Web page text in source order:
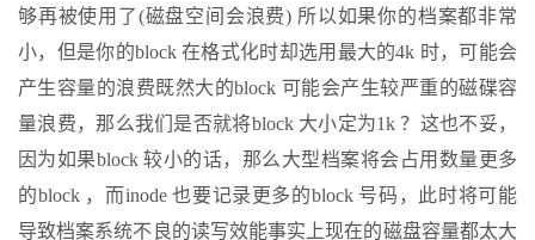
够再被使用了(磁盘空间会浪费) 所以如果你的档案都非常
小，但是你的block 在格式化时却选用最大的4k 时，可能会
产生容量的浪费既然大的block 可能会产生较严重的磁碟容
量浪费，那么我们是否就将block 大小定为1k ？这也不妥，
因为如果block 较小的话，那么大型档案将会占用数量更多
的block ，而inode 也要记录更多的block 号码，此时将可能
导致档案系统不良的读写效能事实上现在的磁盘容量都太大